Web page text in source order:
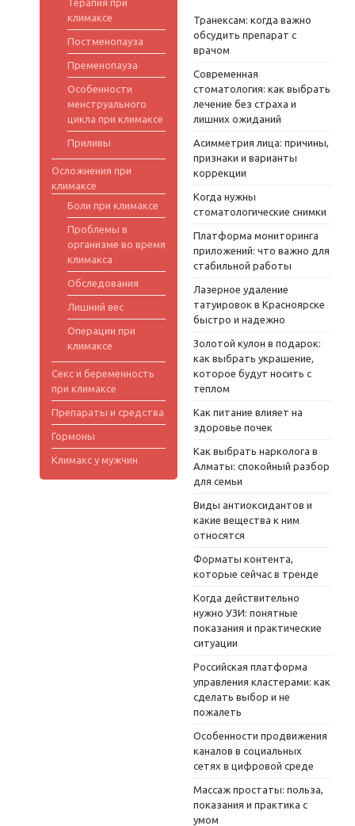
климаксе
Постменопауза
Пременопауза
Особенности
менструального
цикла при климаксе
Приливы
Осложнения при
климаксе
Боли при климаксе
Проблемы в
организме во время
климакса
Обследования
Лишний вес
Операции при
климаксе
Секс и беременность
при климаксе
Препараты и средства
Гормоны
Климакс у мужчин
Транексам: когда важно
обсудить препарат с
врачом
Современная
стоматология: как выбрать
лечение без страха и
лишних ожиданий
Асимметрия лица: причины,
признаки и варианты
коррекции
Когда нужны
стоматологические снимки
Платформа мониторинга
приложений: что важно для
стабильной работы
Лазерное удаление
татуировок в Красноярске
быстро и надежно
Золотой кулон в подарок:
как выбрать украшение,
которое будут носить с
теплом
Как питание влияет на
здоровье почек
Как выбрать нарколога в
Алматы: спокойный разбор
для семьи
Виды антиоксидантов и
какие вещества к ним
относятся
Форматы контента,
которые сейчас в тренде
Когда действительно
нужно УЗИ: понятные
показания и практические
ситуации
Российская платформа
управления кластерами: как
сделать выбор и не
пожалеть
Особенности продвижения
каналов в социальных
сетях в цифровой среде
Массаж простаты: польза,
показания и практика с
умом